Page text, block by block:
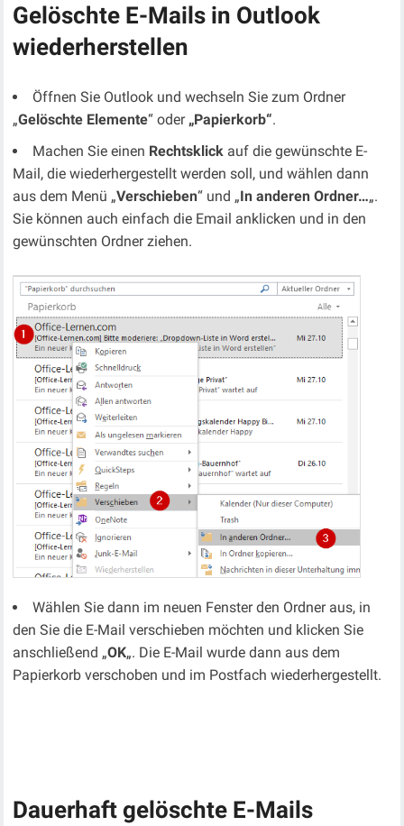
Gelöschte E-Mails in Outlook
wiederherstellen
Öffnen Sie Outlook und wechseln Sie zum Ordner
„Gelöschte Elemente“ oder „Papierkorb“.
Machen Sie einen Rechtsklick auf die gewünschte E-
Mail, die wiederhergestellt werden soll, und wählen dann
aus dem Menü „Verschieben“ und „In anderen Ordner…„.
Sie können auch einfach die Email anklicken und in den
gewünschten Ordner ziehen.
Wählen Sie dann im neuen Fenster den Ordner aus, in
den Sie die E-Mail verschieben möchten und klicken Sie
anschließend „OK„. Die E-Mail wurde dann aus dem
Papierkorb verschoben und im Postfach wiederhergestellt.
Dauerhaft gelöschte E-Mails